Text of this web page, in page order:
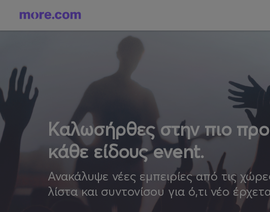
Καλωσήρθες στην πιο
κάθε είδους event.
Ανακάλυψε νέες εμπειρίες από τις
λίστα και συντονίσου για ό,τι νέο